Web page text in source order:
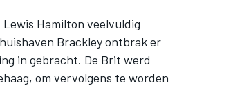
Hamilton veelvuldig
Brackley ontbrak er
in gebracht. De Brit werd
om vervolgens te worden